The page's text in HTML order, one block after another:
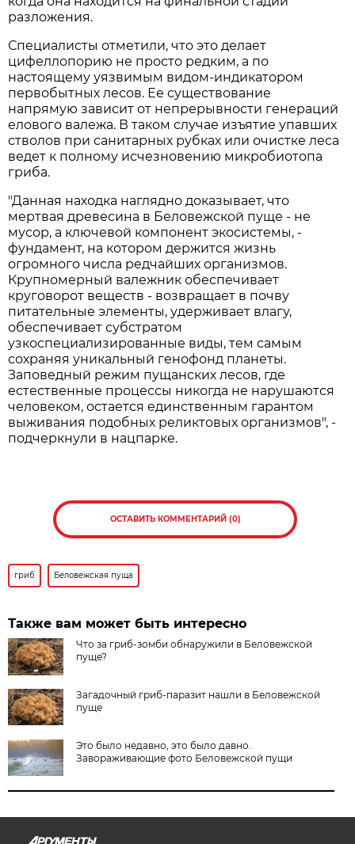
разложения.
Специалисты отметили, что это делает
цифеллопорию не просто редким, а по
настоящему уязвимым видом-индикатором
первобытных лесов. Ее существование
напрямую зависит от непрерывности генераций
елового валежа. В таком случае изъятие упавших
стволов при санитарных рубках или очистке леса
ведет к полному исчезновению микробиотопа
гриба.
"Данная находка наглядно доказывает, что
мертвая древесина в Беловежской пуще - не
мусор, а ключевой компонент экосистемы, -
фундамент, на котором держится жизнь
огромного числа редчайших организмов.
Крупномерный валежник обеспечивает
круговорот веществ - возвращает в почву
питательные элементы, удерживает влагу,
обеспечивает субстратом
узкоспециализированные виды, тем самым
сохраняя уникальный генофонд планеты.
Заповедный режим пущанских лесов, где
естественные процессы никогда не нарушаются
человеком, остается единственным гарантом
выживания подобных реликтовых организмов", -
подчеркнули в нацпарке.
ОСТАВИТЬ КОММЕНТАРИЙ (0)
гриб Беловежская пуща
Также вам может быть интересно
Что за гриб-зомби обнаружили в Беловежской
пуще?
Загадочный гриб-паразит нашли в Беловежской
пуще
Это было недавно, это было давно.
Завораживающие фото Беловежской пущи